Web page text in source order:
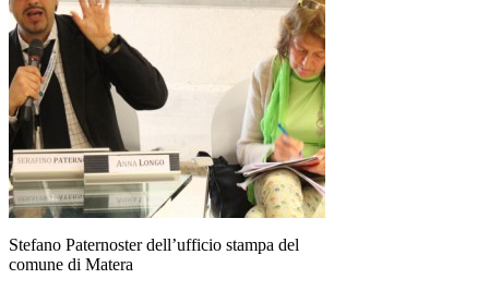
Stefano Paternoster dell’ufficio stampa del
comune di Matera